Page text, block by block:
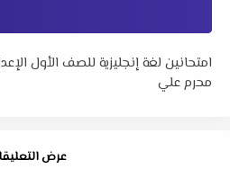
محرم علي
عرض